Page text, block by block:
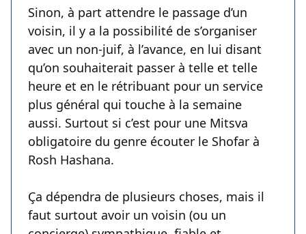
Sinon, à part attendre le passage d’un
voisin, il y a la possibilité de s’organiser
avec un non-juif, à l’avance, en lui disant
qu’on souhaiterait passer à telle et telle
heure et en le rétribuant pour un service
plus général qui touche à la semaine
aussi. Surtout si c’est pour une Mitsva
obligatoire du genre écouter le Shofar à
Rosh Hashana.
Ça dépendra de plusieurs choses, mais il
faut surtout avoir un voisin (ou un